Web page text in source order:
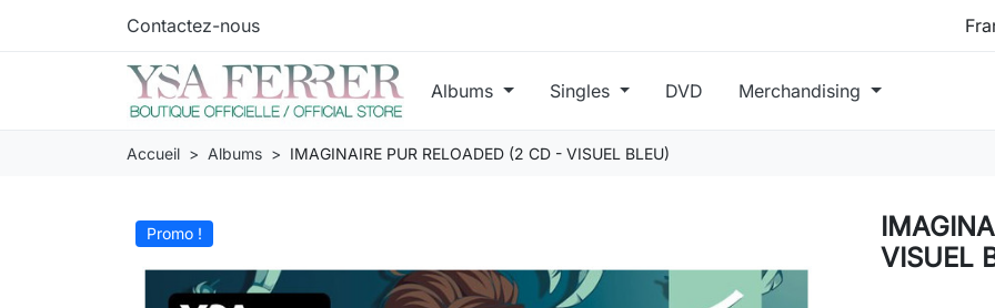
Contactez-nous
Albums Singles DVD Merchandising
Accueil Albums IMAGINAIRE PUR RELOADED (2 CD - VISUEL BLEU)
Promo !
VISUEL